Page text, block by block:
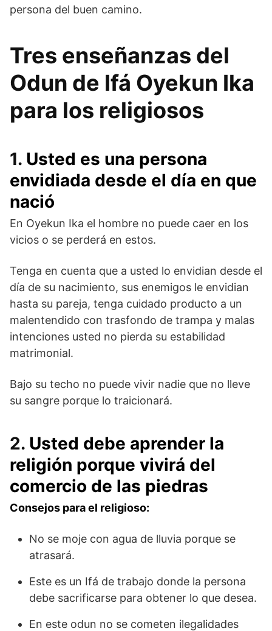
persona del buen camino.
Tres enseñanzas del
Odun de Ifá Oyekun Ika
para los religiosos
1. Usted es una persona
envidiada desde el día en que
nació
En Oyekun Ika el hombre no puede caer en los
vicios o se perderá en estos.
Tenga en cuenta que a usted lo envidian desde el
día de su nacimiento, sus enemigos le envidian
hasta su pareja, tenga cuidado producto a un
malentendido con trasfondo de trampa y malas
intenciones usted no pierda su estabilidad
matrimonial.
Bajo su techo no puede vivir nadie que no lleve
su sangre porque lo traicionará.
2. Usted debe aprender la
religión porque vivirá del
comercio de las piedras
Consejos para el religioso:
No se moje con agua de lluvia porque se
atrasará.
Este es un Ifá de trabajo donde la persona
debe sacrificarse para obtener lo que desea.
En este odun no se cometen ilegalidades